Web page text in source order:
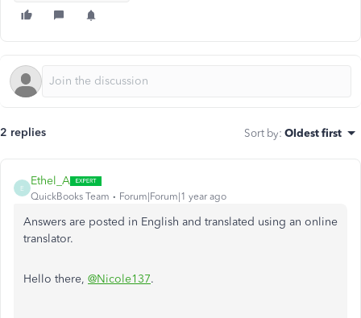
2 replies Sort by: Oldest first
E
Ethel_A
QuickBooks Team Forum|Forum|1 year ago
Answers are posted in English and translated using an online
translator.
Hello there, @Nicole137.